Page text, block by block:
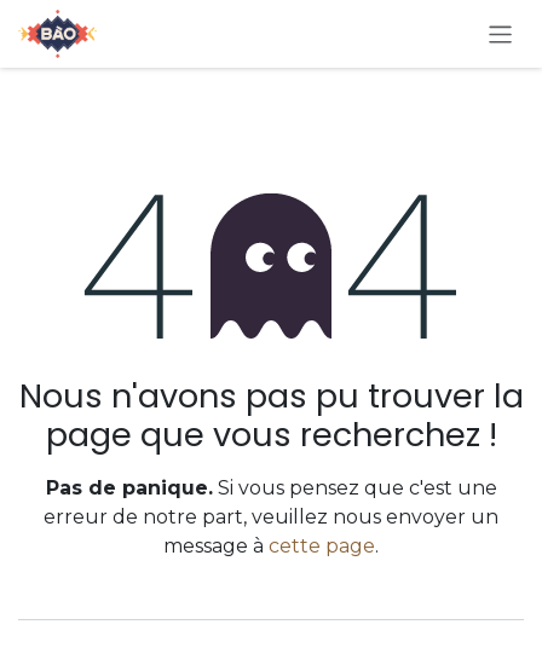
Se rendre au contenu
Erreur 404
Nous n'avons pas pu trouver la
page que vous recherchez !
Pas de panique.Si vous pensez que c'est une
erreur de notre part, veuillez nous envoyer un
message à cette page.